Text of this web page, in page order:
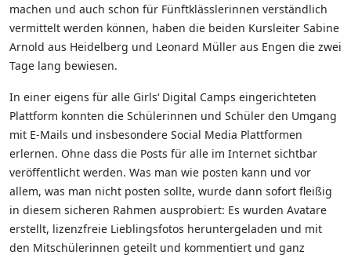
machen und auch schon für Fünftklässlerinnen verständlich
vermittelt werden können, haben die beiden Kursleiter Sabine
Arnold aus Heidelberg und Leonard Müller aus Engen die zwei
Tage lang bewiesen.
In einer eigens für alle Girls‘ Digital Camps eingerichteten
Plattform konnten die Schülerinnen und Schüler den Umgang
mit E-Mails und insbesondere Social Media Plattformen
erlernen. Ohne dass die Posts für alle im Internet sichtbar
veröffentlicht werden. Was man wie posten kann und vor
allem, was man nicht posten sollte, wurde dann sofort fleißig
in diesem sicheren Rahmen ausprobiert: Es wurden Avatare
erstellt, lizenzfreie Lieblingsfotos heruntergeladen und mit
den Mitschülerinnen geteilt und kommentiert und ganz